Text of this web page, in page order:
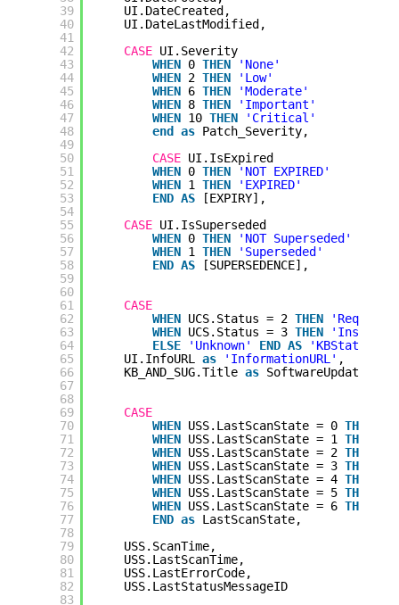
39
40
41
42
43
44
45
46
47
48
49
50
51
52
53
54
55
56
57
58
59
60
61
62
63
64
65
66
67
68
69
70
71
72
73
74
75
76
77
78
79
80
81
82
83
UI.DateCreated,
UI.DateLastModified,
CASE UI.Severity
WHEN 0 THEN
'None'
WHEN 2 THEN
'Low'
WHEN 6 THEN
'Moderate'
WHEN 8 THEN
'Important'
WHEN 10 THEN
'Critical'
end
as Patch_Severity,
CASE UI.IsExpired
WHEN 0 THEN
'NOT EXPIRED'
WHEN 1 THEN
'EXPIRED'
END AS
[EXPIRY],
CASE UI.IsSuperseded
WHEN 0 THEN
'NOT Superseded'
WHEN 1 THEN
'Superseded'
END AS [SUPERSEDENCE],
CASE
WHEN UCS.Status = 2 THEN
WHEN UCS.Status = 3 THEN
ELSE
'Unknown' END AS 'KBStatus'
UI.InfoURL as 'InformationURL' ,
KB_AND_SUG.Title as
CASE
WHEN USS.LastScanState = 0 THEN
WHEN USS.LastScanState = 1 THEN
WHEN USS.LastScanState = 2 THEN
WHEN USS.LastScanState = 3 THEN
WHEN USS.LastScanState = 4 THEN
WHEN USS.LastScanState = 5 THEN
WHEN USS.LastScanState = 6 THEN
END as LastScanState,
USS.ScanTime,
USS.LastScanTime,
USS.LastErrorCode,
USS.LastStatusMessageID